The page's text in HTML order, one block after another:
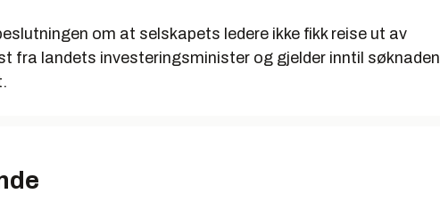
om at selskapets ledere ikke fikk reise ut av
fra landets investeringsminister og gjelder inntil søknaden